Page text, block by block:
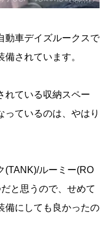
動車デイズルークスで
されています。
れている収納スペー
っているのは、やはり
(TANK)/ルーミー(RO
と思うので、せめて
備にしても良かったの